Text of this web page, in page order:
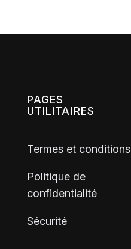
PAGES
UTILITAIRES
Termes et conditions
Politique de
confidentialité
Sécurité